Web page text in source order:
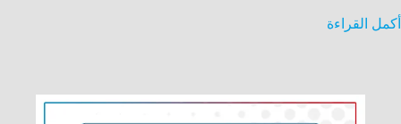
أكمل القراءة